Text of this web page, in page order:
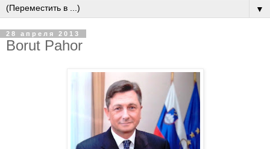
▼
28 апреля 2013
Borut Pahor